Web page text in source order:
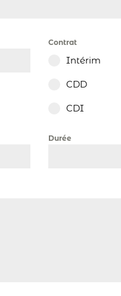
Contrat
Intérim
CDD
CDI
Durée